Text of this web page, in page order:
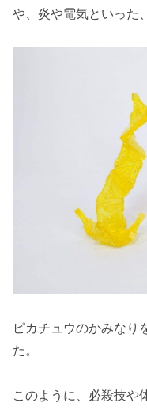
や、炎や電気といった、
ピカチュウのかみなり
た。
このように、必殺技や